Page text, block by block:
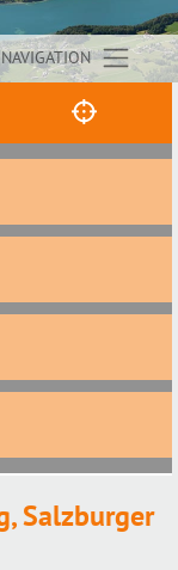
NAVIGATION
Salzburger